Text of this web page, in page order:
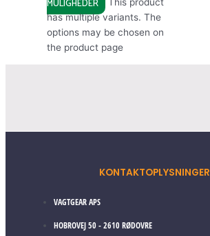
This product
has multiple variants. The
options may be chosen on
the product page
KONTAKTOPLYSNINGER
VAGTGEAR APS
HOBROVEJ 50 - 2610 RØDOVRE